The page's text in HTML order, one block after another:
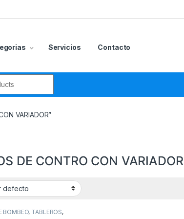
Servicios Contacto
VARIADOR”
del producto
DE CONTRO CON VARIADOR
BOMBEO, TABLEROS,